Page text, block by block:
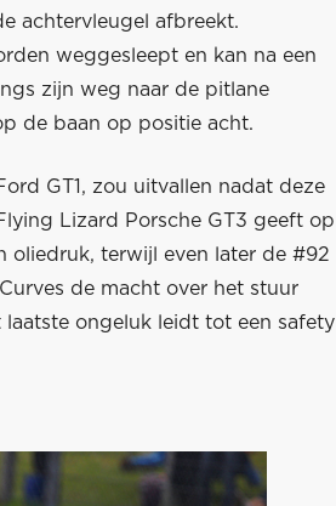
achtervleugel afbreekt.
weggesleept en kan na een
zijn weg naar de pitlane
de baan op positie acht.
GT1, zou uitvallen nadat deze
Lizard Porsche GT3 geeft op
oliedruk, terwijl even later de #92
de macht over het stuur
ongeluk leidt tot een safety